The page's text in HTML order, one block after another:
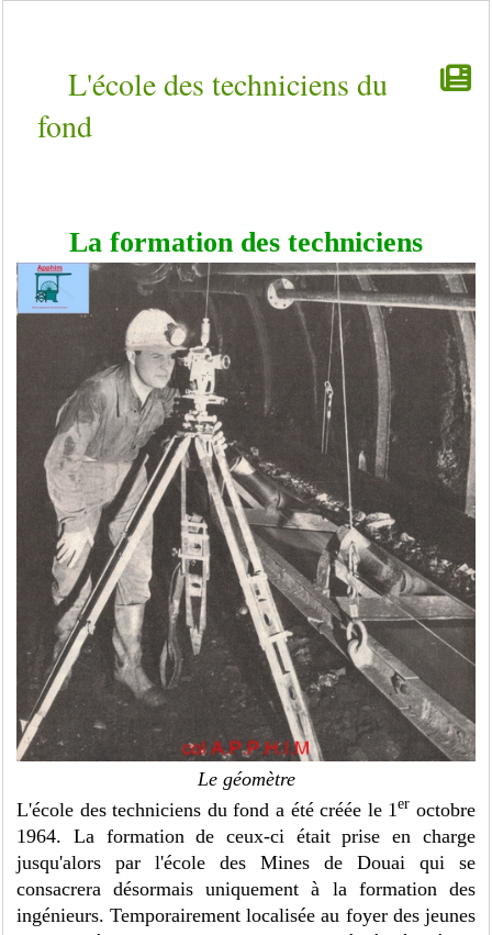
L'école des techniciens du
fond
La formation des techniciens
Le géomètre
L'école des techniciens du fond a été créée le 1er octobre
1964. La formation de ceux-ci était prise en charge
jusqu'alors par l'école des Mines de Douai qui se
consacrera désormais uniquement à la formation des
ingénieurs. Temporairement localisée au foyer des jeunes